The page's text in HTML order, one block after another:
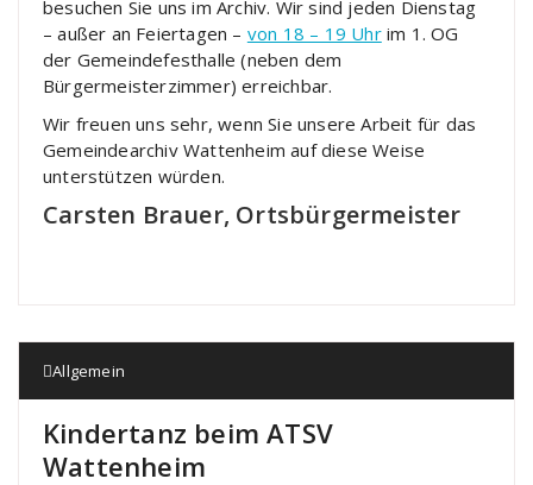
besuchen Sie uns im Archiv. Wir sind jeden Dienstag
– außer an Feiertagen – von 18 – 19 Uhrim 1. OG
der Gemeindefesthalle (neben dem
Bürgermeisterzimmer) erreichbar.
Wir freuen uns sehr, wenn Sie unsere Arbeit für das
Gemeindearchiv Wattenheim auf diese Weise
unterstützen würden.
Carsten Brauer, Ortsbürgermeister
Allgemein
Kindertanz beim ATSV
Wattenheim